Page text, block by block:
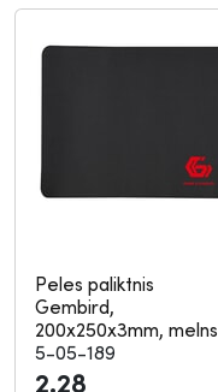
Peles paliktnis
Gembird,
200x250x3mm, melns
5-05-189
2.28